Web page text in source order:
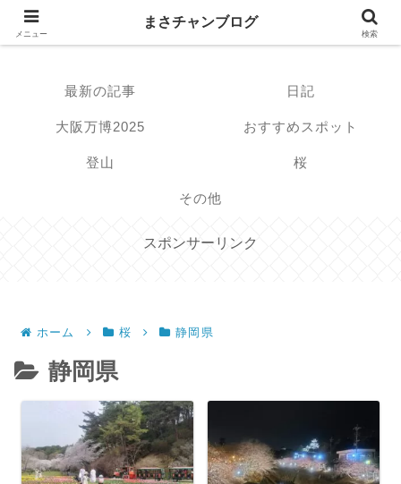
まさチャンブログ
最新の記事 日記
大阪万博2025 おすすめスポット
登山 桜
その他
スポンサーリンク
ホーム 桜 静岡県
静岡県
メニュー
まさチャンブログ
検索